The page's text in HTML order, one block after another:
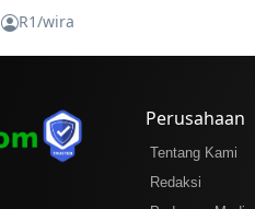
R1/wira
Perusahaan
Tentang Kami
Redaksi